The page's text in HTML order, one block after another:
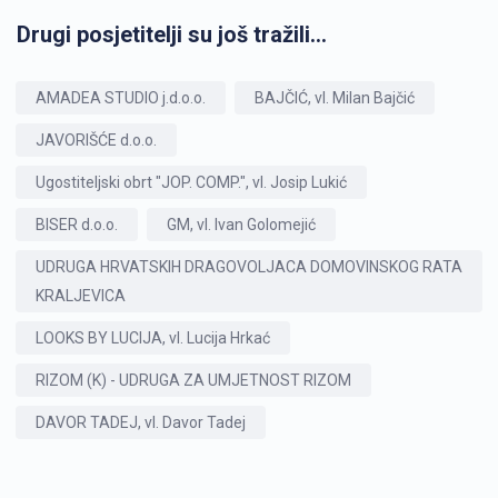
Drugi posjetitelji su još tražili...
AMADEA STUDIO j.d.o.o. BAJČIĆ, vl. Milan Bajčić
JAVORIŠĆE d.o.o.
Ugostiteljski obrt "JOP. COMP.", vl. Josip Lukić
BISER d.o.o. GM, vl. Ivan Golomejić
UDRUGA HRVATSKIH DRAGOVOLJACA DOMOVINSKOG RATA
KRALJEVICA
LOOKS BY LUCIJA, vl. Lucija Hrkać
RIZOM (K) - UDRUGA ZA UMJETNOST RIZOM
DAVOR TADEJ, vl. Davor Tadej